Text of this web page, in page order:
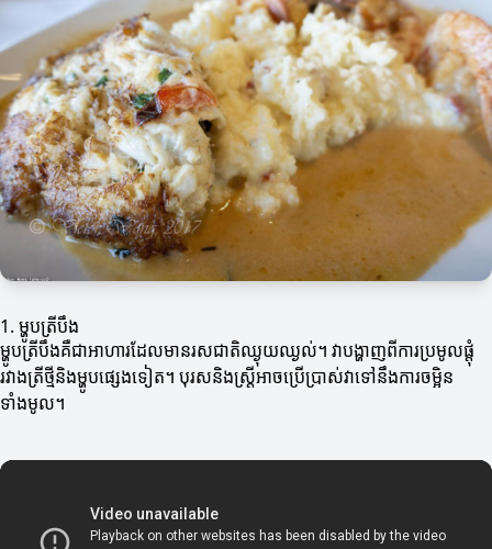
1. ម្ហូបត្រីបឹង
ម្ហូបត្រីបឹងគឺជាអាហារដែលមានរសជាតិឈ្ងុយឈ្ងល់។ វាបង្ហាញពីការប្រមូលផ្តុំ
រវាងត្រីថ្មីនិងម្ហូបផ្សេងទៀត។ បុរសនិងស្ត្រីអាចប្រើប្រាស់វាទៅនឹងការចម្អិន
ទាំងមូល។